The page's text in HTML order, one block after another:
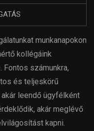
munkanapokon
kollégáink
számunkra,
és teljeskörű
leendő ügyfélként
akár meglévő
kapni.